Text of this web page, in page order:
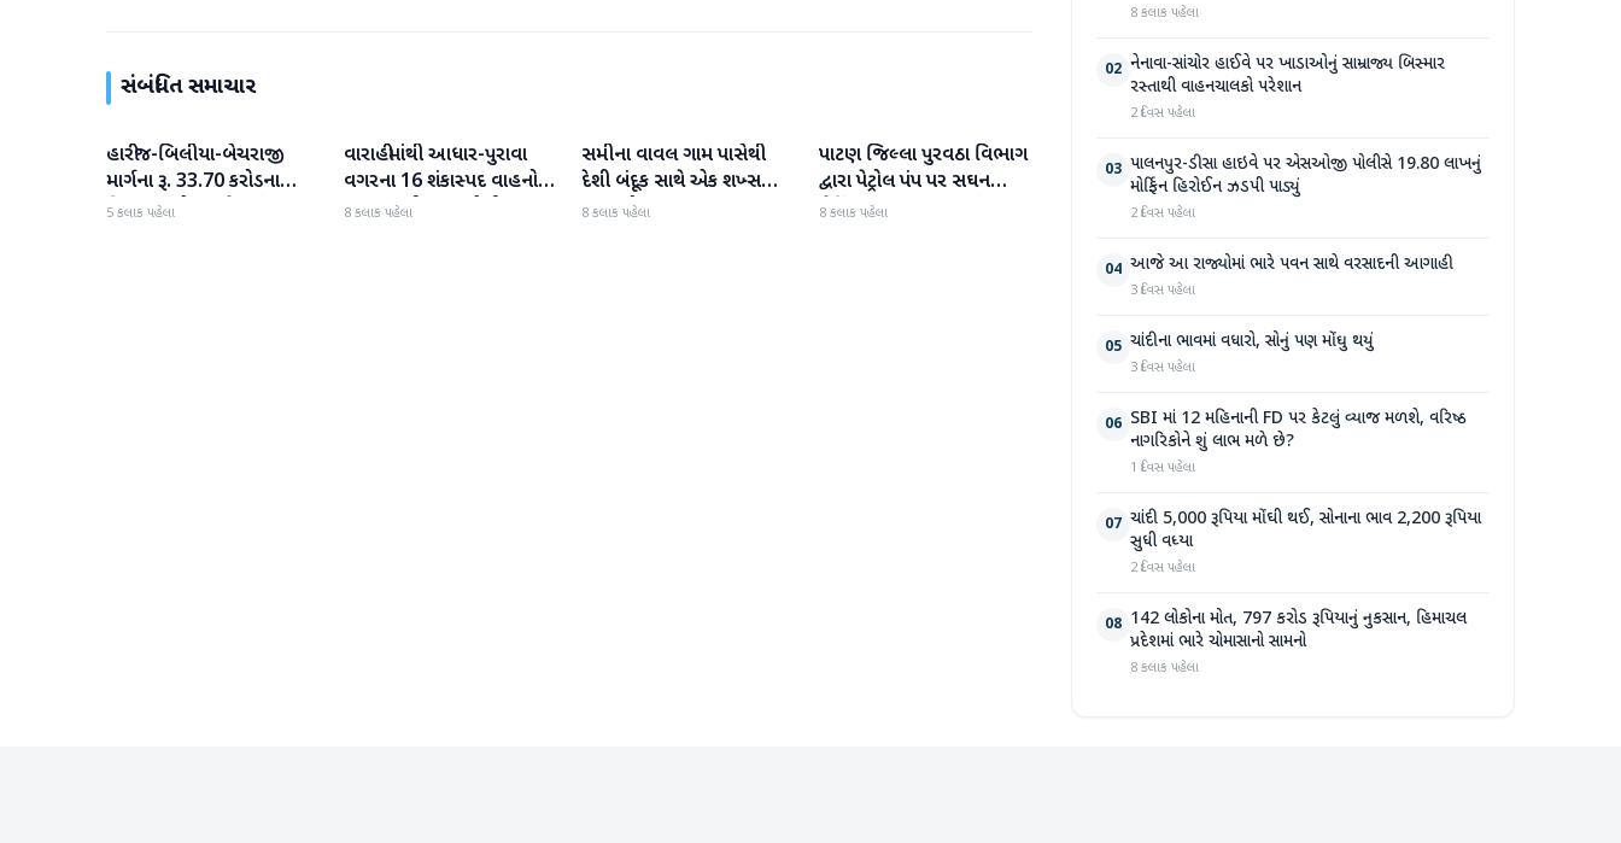
સંબંધિત સમાચાર
પાટણ
હારીજ-બિલીયા-બેચરાજી
માર્ગના રૂ. 33.70 કરોડના
વિકાસ કામો પૂરજોશમાં
5 કલાક પહેલા
પાટણ
વારાહીમાંથી આધાર-પુરાવા
વગરના 16 શંકાસ્પદ વાહનો
જપ્ત કરતી LCB પોલીસ
8 કલાક પહેલા
પાટણ
સમીના વાવલ ગામ પાસેથી
દેશી બંદૂક સાથે એક શખ્સ
ઝડપાયો
8 કલાક પહેલા
પાટણ
પાટણ જિલ્લા પુરવઠા વિભાગ
દ્વારા પેટ્રોલ પંપ પર સઘન
ચેકિંગ સઘન હાથ ધરાયું
8 કલાક પહેલા
8 કલાક પહેલા
02 નેનાવા-સાંચોર હાઈવે પર ખાડાઓનું સામ્રાજ્ય બિસ્માર
રસ્તાથી વાહનચાલકો પરેશાન
2 દિવસ પહેલા
03 પાલનપુર-ડીસા હાઇવે પર એસઓજી પોલીસે 19.80 લાખનું
મોર્ફિન હિરોઈન ઝડપી પાડ્યું
2 દિવસ પહેલા
04 આજે આ રાજ્યોમાં ભારે પવન સાથે વરસાદની આગાહી
3 દિવસ પહેલા
05 ચાંદીના ભાવમાં વધારો, સોનું પણ મોંઘુ થયું
3 દિવસ પહેલા
06 SBI માં 12 મહિનાની FD પર કેટલું વ્યાજ મળશે, વરિષ્ઠ
નાગરિકોને શું લાભ મળે છે?
1 દિવસ પહેલા
07 ચાંદી 5,000 રૂપિયા મોંઘી થઈ, સોનાના ભાવ 2,200 રૂપિયા
સુધી વધ્યા
2 દિવસ પહેલા
08 142 લોકોના મોત, 797 કરોડ રૂપિયાનું નુકસાન, હિમાચલ
પ્રદેશમાં ભારે ચોમાસાનો સામનો
8 કલાક પહેલા